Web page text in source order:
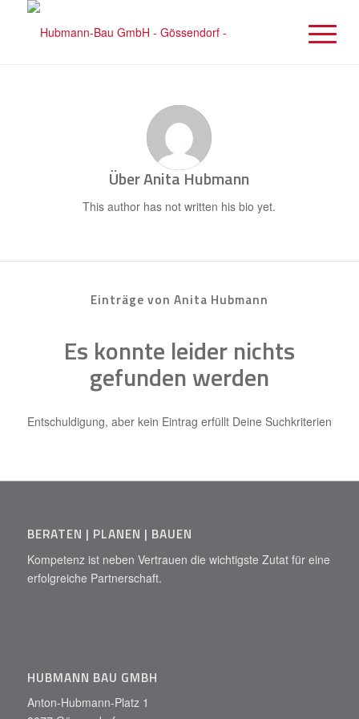
ÜberAnita Hubmann
This author has not written his bio yet.
Einträge von Anita Hubmann
Es konnte leider nichts
gefunden werden
Entschuldigung, aber kein Eintrag erfüllt Deine Suchkriterien
BERATEN | PLANEN | BAUEN
Kompetenz ist neben Vertrauen die wichtigste Zutat für eine
erfolgreiche Partnerschaft.
HUBMANN BAU GMBH
Anton-Hubmann-Platz 1